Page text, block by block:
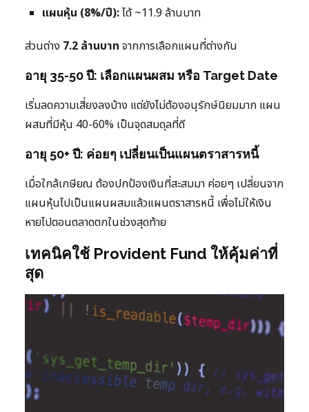
แผนหุ้น (8%/ปี):ได้ ~11.9 ล้านบาท
ส่วนต่าง 7.2 ล้านบาท จากการเลือกแผนที่ต่างกัน
อายุ 35-50 ปี: เลือกแผนผสม หรือ Target Date
เริ่มลดความเสี่ยงลงบ้าง แต่ยังไม่ต้องอนุรักษ์นิยมมาก แผน
ผสมที่มีหุ้น 40-60% เป็นจุดสมดุลที่ดี
อายุ 50+ ปี: ค่อยๆ เปลี่ยนเป็นแผนตราสารหนี้
เมื่อใกล้เกษียณ ต้องปกป้องเงินที่สะสมมา ค่อยๆ เปลี่ยนจาก
แผนหุ้นไปเป็นแผนผสมแล้วแผนตราสารหนี้ เพื่อไม่ให้เงิน
หายไปตอนตลาดตกในช่วงสุดท้าย
เทคนิคใช้ Provident Fund ให้คุ้มค่าที่
สุด